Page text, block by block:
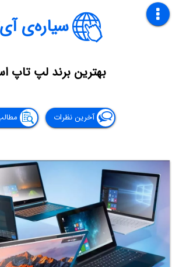
سیاره‌ی
بهترین برند لپ تاپ
آخرین نظرات